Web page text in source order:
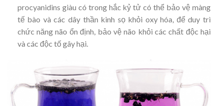
procyanidins giàu có trong hắc kỷ tử có thể bảo vệ màng
tế bào và các dây thần kinh sọ khỏi oxy hóa, để duy trì
chức năng não ổn định, bảo vệ não khỏi các chất độc hại
và các độc tố gây hại.